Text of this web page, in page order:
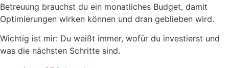
Betreuung brauchst du ein monatliches Budget, damit
Optimierungen wirken können und dran geblieben wird.
Wichtig ist mir: Du weißt immer, wofür du investierst und
was die nächsten Schritte sind.